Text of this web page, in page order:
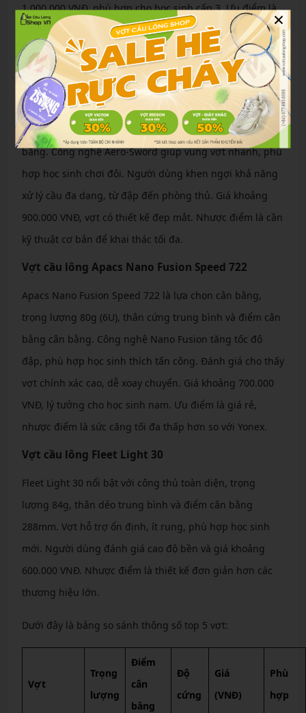
1.000.000 VNĐ, phù hợp cho học sinh cấp 3. Ưu điểm là
cán cầm chắc chắn, nhược điểm là không phù hợp đánh
mạnh liên tục.
Vợt cầu lông Victor Auraspeed 900F
Victor Auraspeed 900F tập trung vào tốc độ và linh hoạt,
với trọng lượng 83g (4U), thân dẻo và điểm cân bằng cân
bằng. Công nghệ Aero-Sword giúp vung vợt nhanh, phù
hợp học sinh chơi đôi. Người dùng khen ngợi khả năng
xử lý cầu đa dạng, từ đập đến phòng thủ. Giá khoảng
900.000 VNĐ, vợt có thiết kế đẹp mắt. Nhược điểm là cần
kỹ thuật cơ bản để khai thác tối đa.
Vợt cầu lông Apacs Nano Fusion Speed 722
Apacs Nano Fusion Speed 722 là lựa chọn cân bằng,
trọng lượng 80g (6U), thân cứng trung bình và điểm cân
bằng cân bằng. Công nghệ Nano Fusion tăng tốc độ
đập, phù hợp học sinh thích tấn công. Đánh giá cho thấy
vợt chính xác cao, dễ xoay chuyển. Giá khoảng 700.000
VNĐ, lý tưởng cho học sinh nam. Ưu điểm là giá rẻ,
nhược điểm là sức căng tối đa thấp hơn so với Yonex.
Vợt cầu lông Fleet Light 30
Fleet Light 30 nổi bật với công thủ toàn diện, trọng
lượng 84g, thân dẻo trung bình và điểm cân bằng
288mm. Vợt hỗ trợ ổn định, ít rung, phù hợp học sinh
mới. Người dùng đánh giá cao độ bền và giá khoảng
600.000 VNĐ. Nhược điểm là thiết kế đơn giản hơn các
thương hiệu lớn.
Dưới đây là bảng so sánh thông số top 5 vợt:
Vợt
Trọng
lượng
Điểm
cân
bằng
Độ
cứng
Giá
(VNĐ)
Phù
hợp
×